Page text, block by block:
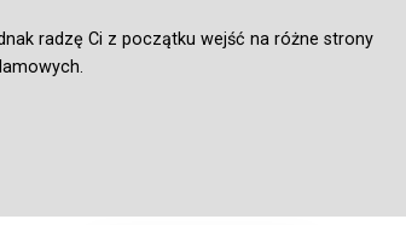
radzę Ci z początku wejść na różne strony